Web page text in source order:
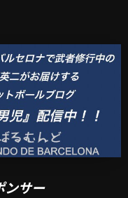
ンサー